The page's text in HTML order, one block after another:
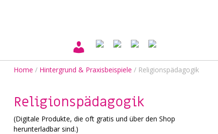
Home / Hintergrund & Praxisbeispiele / Religionspädagogik
Religionspädagogik
(Digitale Produkte, die oft gratis und über den Shop
herunterladbar sind.)